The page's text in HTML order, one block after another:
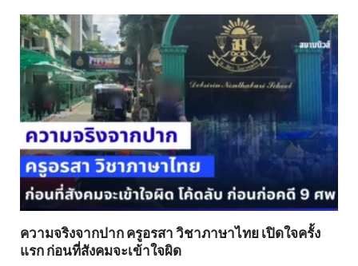
ความจริงจากปาก ครูอรสา วิชาภาษาไทย เปิดใจครั้ง
แรก ก่อนที่สังคมจะเข้าใจผิด